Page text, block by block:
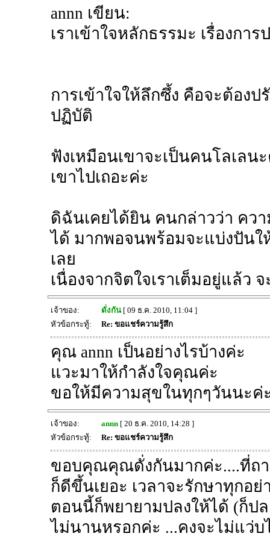
annn เขียน:
เราเข้าใจหลักธรรมะ เรื่องการ
การเข้าใจให้ลึกซึ้ง คือจะต้อง
ปฏิบัติ
ฟังเหมือนเขาจะเป็นคนโลเลน
เขาไปเถอะค่ะ
ดิฉันเคยได้ยิน คนกล่าวว่า ควา
ได้ มากพอจนพร้อมจะแบ่งปัน
เลย
เนื่องจากจิตใจเราเต็มอยู่แล้
เจ้าของ: ดั่งกัน[ 09 ธ.ค. 2010, 11:04 ]
หัวข้อกระทู้:
Re: ขอแชร์ความรู้สึก
คุณ annn เป็นอย่างไรบ้างค่ะ
แวะมาให้กำลังใจคุณค่ะ
ขอให้มีความสุขในทุกๆวันนะค่
เจ้าของ: annn[ 20 ธ.ค. 2010, 14:28 ]
หัวข้อกระทู้:
Re: ขอแชร์ความรู้สึก
ขอบคุณคุณดั่งกันมากค่ะ....ที่ถ
ก็ดีขึ้นเยอะ เวลาจะรักษาทุกอย่
ตอนนี้ก็พยายามปลงให้ได้ (ก็ป
ไม่นานหรอกค่ะ ...คงจะไม่แว่